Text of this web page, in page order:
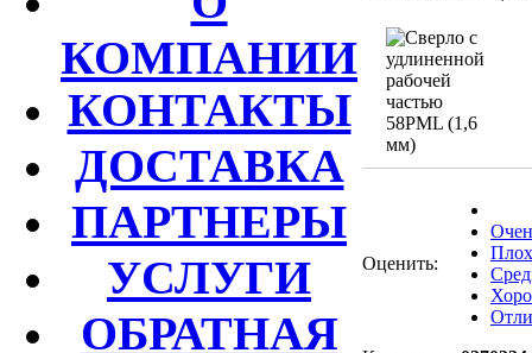
КОМПАНИИ
КОНТАКТЫ
ДОСТАВКА
ПАРТНЕРЫ
УСЛУГИ
ОБРАТНАЯ
Оценить: